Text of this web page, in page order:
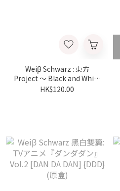
Weiβ Schwarz : 東方
Project ～ Black and White
Lotus Land. 預組 {THP} (原
HK$120.00